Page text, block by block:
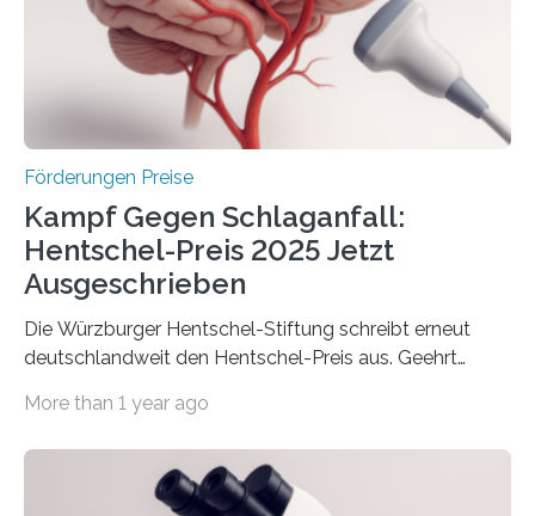
Innovationstag Mittelstand 2025 am 5. Juni 2025 in
Berlin überbrachte das Bundesministerium für
Wirtschaft und Energie eine gute Nachricht:
Überplanmäßige Verpflichtungsermächtigungen in
Förderungen Preise
Kampf Gegen Schlaganfall:
Hentschel-Preis 2025 Jetzt
Ausgeschrieben
Die Würzburger Hentschel-Stiftung schreibt erneut
deutschlandweit den Hentschel-Preis aus. Geehrt
hochrangige wissenschaftliche Publikation zum Thema
Schlaganfall“ mit Sitz in Würzburg fördert die
Schlaganfallforschung, um die Behandlung der
More than 1 year ago